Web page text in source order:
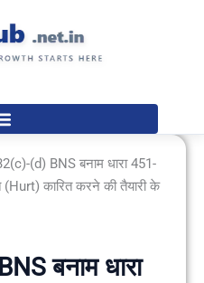
(d) BNS बनाम धारा 451-
(Hurt) कारित करने की तैयारी के
बनाम धारा